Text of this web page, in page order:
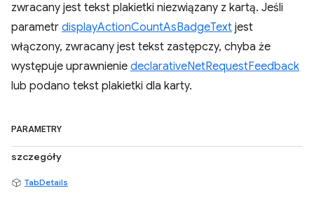
zwracany jest tekst plakietki niezwiązany z kartą. Jeśli
parametr displayActionCountAsBadgeText jest
włączony, zwracany jest tekst zastępczy, chyba że
występuje uprawnienie declarativeNetRequestFeedback
lub podano tekst plakietki dla karty.
PARAMETRY
szczegóły
TabDetails